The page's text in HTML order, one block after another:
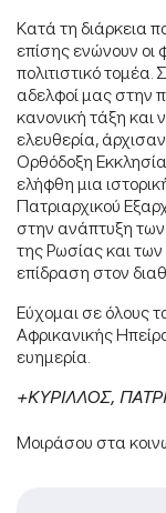
Κατά τη διάρκεια
επίσης ενώνουν οι
πολιτιστικό τομέα.
αδελφοί μας στην
κανονική τάξη και
ελευθερία,
Ορθόδοξη
ελήφθη μια
Πατριαρχικού
στην ανάπτυξη
της Ρωσίας και
επίδραση στον
Εύχομαι σε όλους
Αφρικανικής
ευημερία.
+ΚΥΡΙΛΛΟΣ,
Μοιράσου στα